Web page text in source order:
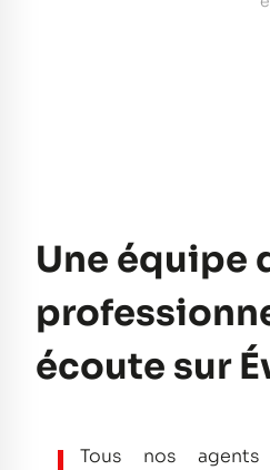
Une équipe
écoute sur
Tous nos